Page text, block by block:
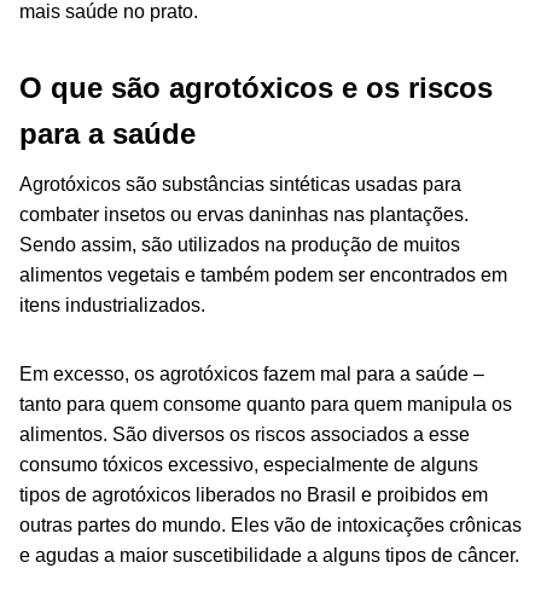
mais saúde no prato.
O que são agrotóxicos e os riscos
para a saúde
Agrotóxicos são substâncias sintéticas usadas para
combater insetos ou ervas daninhas nas plantações.
Sendo assim, são utilizados na produção de muitos
alimentos vegetais e também podem ser encontrados em
itens industrializados.
Em excesso, os agrotóxicos fazem mal para a saúde –
tanto para quem consome quanto para quem manipula os
alimentos. São diversos os riscos associados a esse
consumo tóxicos excessivo, especialmente de alguns
tipos de agrotóxicos liberados no Brasil e proibidos em
outras partes do mundo. Eles vão de intoxicações crônicas
e agudas a maior suscetibilidade a alguns tipos de câncer.